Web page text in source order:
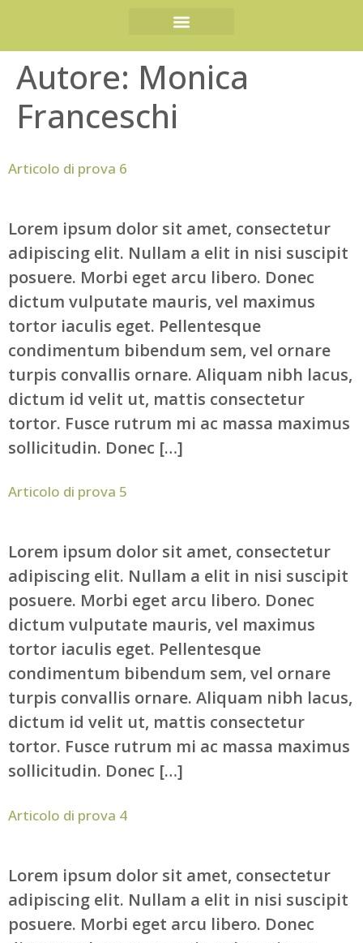
Autore: Monica
Franceschi
Articolo di prova 6
Lorem ipsum dolor sit amet, consectetur
adipiscing elit. Nullam a elit in nisi suscipit
posuere. Morbi eget arcu libero. Donec
dictum vulputate mauris, vel maximus
tortor iaculis eget. Pellentesque
condimentum bibendum sem, vel ornare
turpis convallis ornare. Aliquam nibh lacus,
dictum id velit ut, mattis consectetur
tortor. Fusce rutrum mi ac massa maximus
sollicitudin. Donec […]
Articolo di prova 5
Lorem ipsum dolor sit amet, consectetur
adipiscing elit. Nullam a elit in nisi suscipit
posuere. Morbi eget arcu libero. Donec
dictum vulputate mauris, vel maximus
tortor iaculis eget. Pellentesque
condimentum bibendum sem, vel ornare
turpis convallis ornare. Aliquam nibh lacus,
dictum id velit ut, mattis consectetur
tortor. Fusce rutrum mi ac massa maximus
sollicitudin. Donec […]
Articolo di prova 4
Lorem ipsum dolor sit amet, consectetur
adipiscing elit. Nullam a elit in nisi suscipit
posuere. Morbi eget arcu libero. Donec